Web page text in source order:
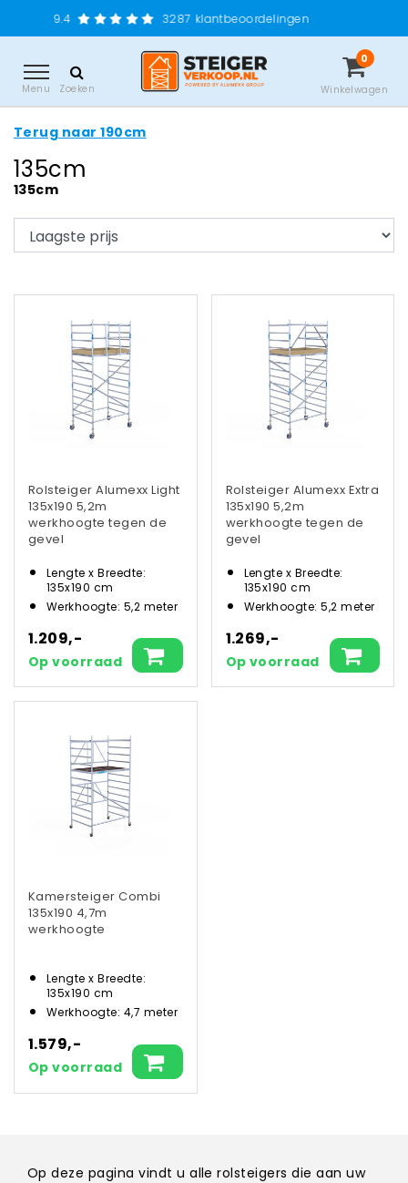
3287 klantbeoordelingen
Menu Zoeken
0
Winkelwagen
Terug naar 190cm
135cm
135cm
Rolsteiger Alumexx Light
135x190 5,2m
werkhoogte tegen de
gevel
Lengte x Breedte:
135x190 cm
Werkhoogte: 5,2 meter
1.209,-
Op voorraad
Rolsteiger Alumexx Extra
135x190 5,2m
werkhoogte tegen de
gevel
Lengte x Breedte:
135x190 cm
Werkhoogte: 5,2 meter
1.269,-
Op voorraad
Kamersteiger Combi
135x190 4,7m
werkhoogte
Lengte x Breedte:
135x190 cm
Werkhoogte: 4,7 meter
1.579,-
Op voorraad
Op deze pagina vindt u alle rolsteigers die aan uw